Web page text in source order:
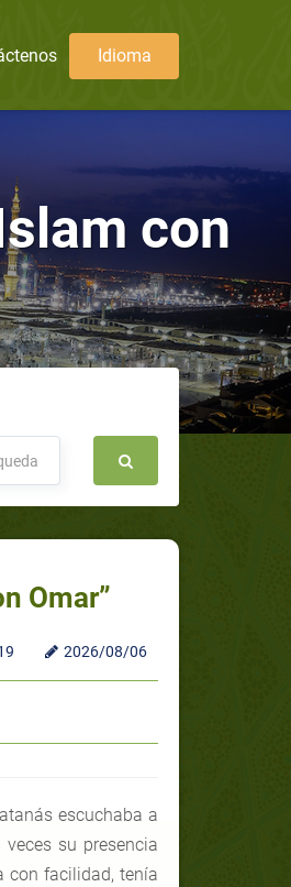
Idioma
con
Omar”
2026/08/06
escuchaba a
su presencia
con facilidad, tenía